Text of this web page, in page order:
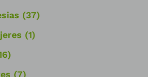
(37)
(1)
(7)